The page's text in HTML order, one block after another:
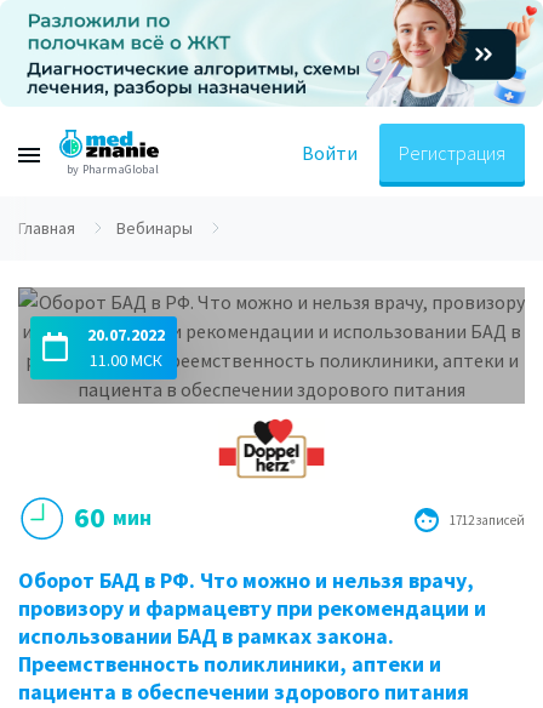
by PharmaGlobal
Войти Регистрация
Главная Вебинары
20.07.2022
11.00 МСК
60 мин 1712 записей
Оборот БАД в РФ. Что можно и нельзя врачу,
провизору и фармацевту при рекомендации и
использовании БАД в рамках закона.
Преемственность поликлиники, аптеки и
пациента в обеспечении здорового питания